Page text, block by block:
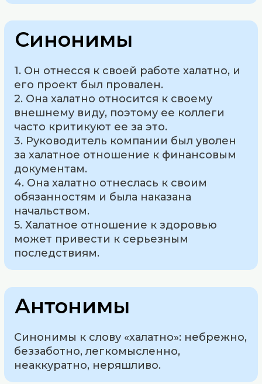
Синонимы
1. Он отнесся к своей работе халатно, и
его проект был провален.
2. Она халатно относится к своему
внешнему виду, поэтому ее коллеги
часто критикуют ее за это.
3. Руководитель компании был уволен
за халатное отношение к финансовым
документам.
4. Она халатно отнеслась к своим
обязанностям и была наказана
начальством.
5. Халатное отношение к здоровью
может привести к серьезным
последствиям.
Антонимы
Синонимы к слову «халатно»: небрежно,
беззаботно, легкомысленно,
неаккуратно, неряшливо.